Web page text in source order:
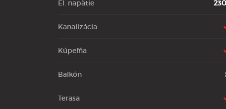
El. napätie
Kanalizácia
Kúpeľňa
Balkón
Terasa